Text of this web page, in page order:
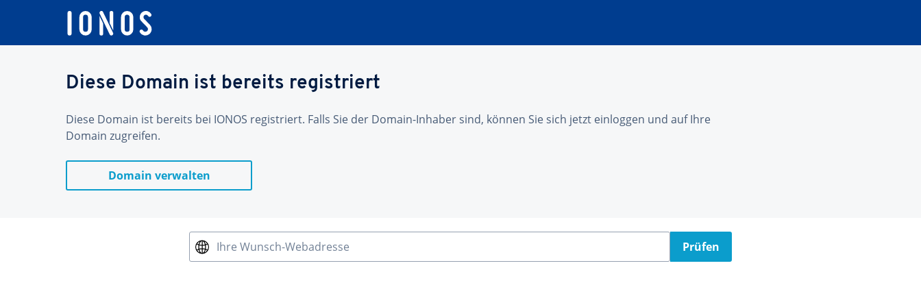
Diese Domain ist bereits registriert
Diese Domain ist bereits bei IONOS registriert. Falls Sie der Domain-Inhaber sind, können Sie sich jetzt einloggen und auf Ihre
Domain zugreifen.
Domain verwalten
Ihre Wunsch-Webadresse Prüfen